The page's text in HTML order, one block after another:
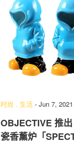
时尚 . 生活 - Jun 7, 2021
OBJECTIVE 推
瓷香薰炉「